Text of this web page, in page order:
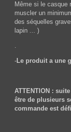
Même si le casque
muscler un
des séquelles
lapin ... )
.
-Le produit a une
ATTENTION :
être de plusieurs
commande est